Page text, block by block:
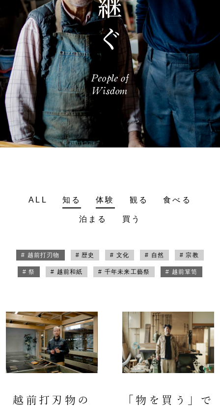
ALL 知る 体験 観る 食べる
泊まる 買う
# 越前打刃物 # 歴史 # 文化 # 自然 # 宗教
# 祭 # 越前和紙 # 千年未来工藝祭 # 越前箪笥
越前打刃物の
「物を買う」で